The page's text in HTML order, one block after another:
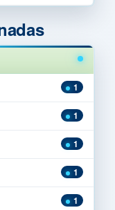
1
1
1
1
1